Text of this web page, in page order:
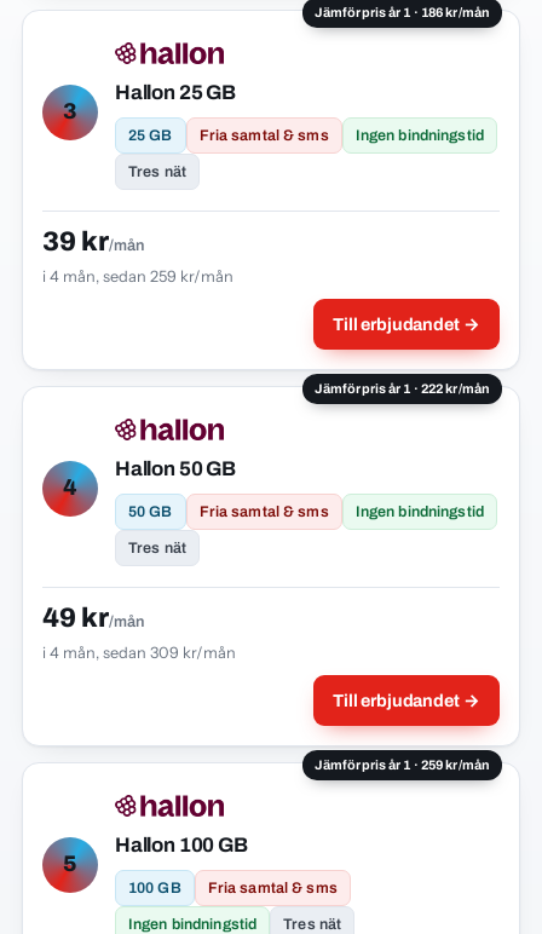
Jämförpris år 1 · 186 kr/mån
3
Hallon 25 GB
25 GB Fria samtal & sms Ingen bindningstid
Tres nät
39 kr/mån
i 4 mån, sedan 259 kr/mån
Till erbjudandet →
Jämförpris år 1 · 222 kr/mån
4
Hallon 50 GB
50 GB Fria samtal & sms Ingen bindningstid
Tres nät
49 kr/mån
i 4 mån, sedan 309 kr/mån
Till erbjudandet →
Jämförpris år 1 · 259 kr/mån
5
Hallon 100 GB
100 GB Fria samtal & sms
Ingen bindningstid Tres nät